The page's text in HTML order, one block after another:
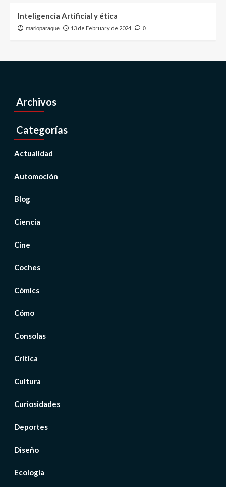
Inteligencia Artificial y ética
marioparaque 13 de February de 2024 0
Archivos
Categorías
Actualidad
Automoción
Blog
Ciencia
Cine
Coches
Cómics
Cómo
Consolas
Crítica
Cultura
Curiosidades
Deportes
Diseño
Ecología